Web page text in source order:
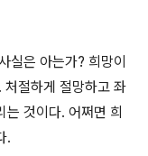
실은 아는가? 희망이
처절하게 절망하고 좌
것이다. 어쩌면 희
.